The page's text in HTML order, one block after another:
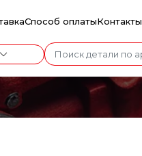
Способ оплатыКонтакты